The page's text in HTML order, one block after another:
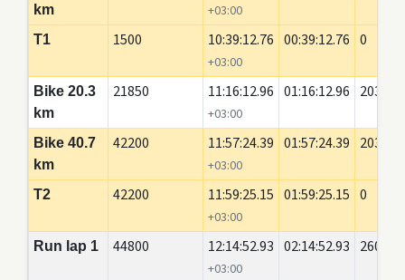
km
+03:00
T1 1500 10:39:12.76
+03:00
00:39:12.76 0
Bike 20.3
km
21850 11:16:12.96
+03:00
01:16:12.96 20350
Bike 40.7
km
42200 11:57:24.39
+03:00
01:57:24.39 20350
T2 42200 11:59:25.15
+03:00
01:59:25.15 0
Run lap 1 44800 12:14:52.93
+03:00
02:14:52.93 2600